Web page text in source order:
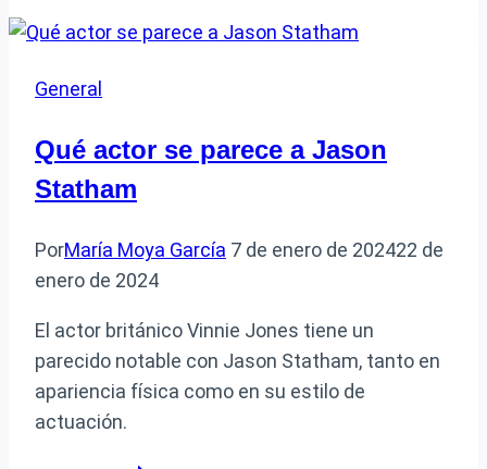
de
para
eventos
General
Qué actor se parece a Jason
Statham
PorMaría Moya García 7 de enero de 202422 de
enero de 2024
El actor británico Vinnie Jones tiene un
parecido notable con Jason Statham, tanto en
apariencia física como en su estilo de
actuación.